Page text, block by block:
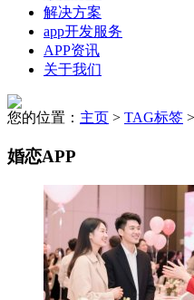
解决方案
app开发服务
APP资讯
关于我们
您的位置： 主页 > TAG标签
婚恋APP